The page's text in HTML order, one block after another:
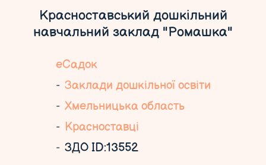
Красноставський дошкільний
навчальний заклад "Ромашка"
еСадок
Заклади дошкільної освіти
Хмельницька область
Красноставці
ЗДО ID:13552